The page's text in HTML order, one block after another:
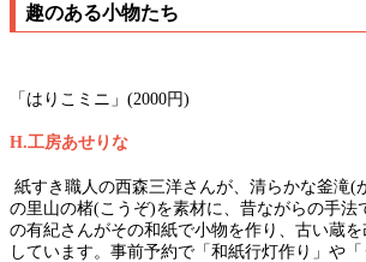
趣のある小物たち
「はりこミニ」(2000円)
H.工房あせりな
紙すき職人の西森三洋さんが、清らかな釜滝(
の里山の楮(こうぞ)を素材に、昔ながらの手法
の有紀さんがその和紙で小物を作り、古い蔵
しています。事前予約で「和紙行灯作り」や